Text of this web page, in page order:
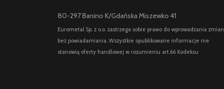
80-297 Banino K/Gdańska Miszewko 41
Eurometal Sp. z o.o. zastrzega sobie prawo do wprowadzania zmian
bez powiadamiania. Wszystkie opublikowane informacje nie
stanowią oferty handlowej w rozumieniu art.66 Kodeksu